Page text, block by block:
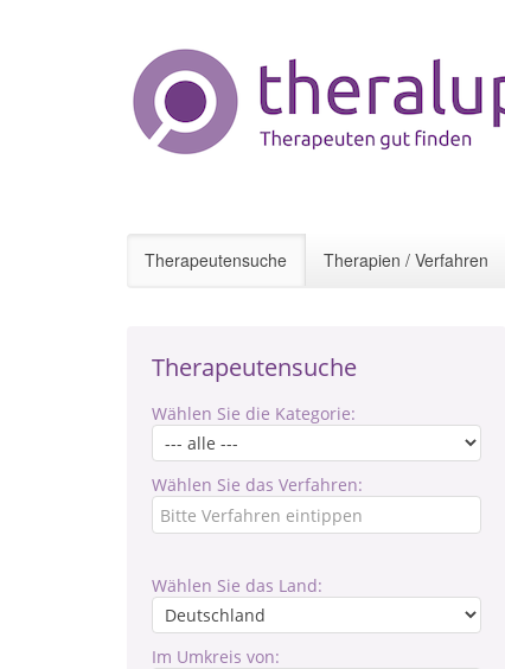
Therapeutensuche Therapien / Verfahren
Therapeutensuche
Wählen Sie die Kategorie:
Wählen Sie das Verfahren:
Wählen Sie das Land:
Im Umkreis von: